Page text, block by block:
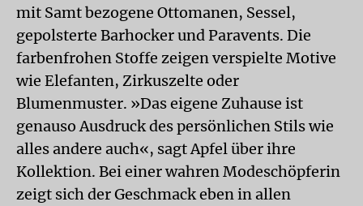
mit Samt bezogene Ottomanen, Sessel,
gepolsterte Barhocker und Paravents. Die
farbenfrohen Stoffe zeigen verspielte Motive
wie Elefanten, Zirkuszelte oder
Blumenmuster. »Das eigene Zuhause ist
genauso Ausdruck des persönlichen Stils wie
alles andere auch«, sagt Apfel über ihre
Kollektion. Bei einer wahren Modeschöpferin
zeigt sich der Geschmack eben in allen